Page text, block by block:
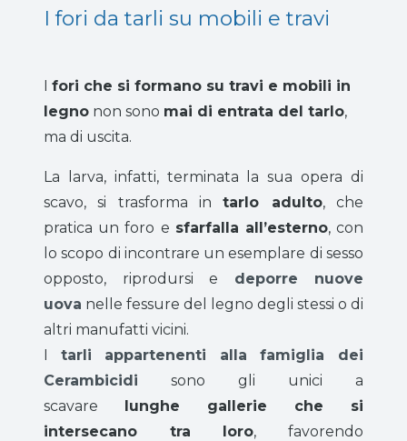
I fori da tarli su mobili e travi
I fori che si formano su travi e mobili in
legno non sono mai di entrata del tarlo,
ma di uscita.
La larva, infatti, terminata la sua opera di
scavo, si trasforma intarlo adulto, che
pratica un foro e sfarfalla all’esterno, con
lo scopo di incontrare un esemplare di sesso
opposto, riprodursi e deporre nuove
uova nelle fessure del legno degli stessi o di
altri manufatti vicini.
I tarli appartenenti alla famiglia dei
Cerambicidi sono gli unici a
scavare lunghe gallerie che si
intersecano tra loro, favorendo